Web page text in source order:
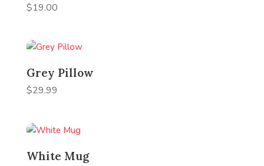
Rated
4.33
$19.00
Grey Pillow
$29.99
White Mug